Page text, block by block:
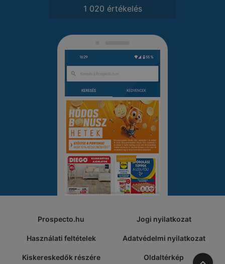
1 020 értékelés
Prospecto.hu Jogi nyilatkozat
Használati feltételek Adatvédelmi nyilatkozat
Kiskereskedők részére Oldaltérkép A